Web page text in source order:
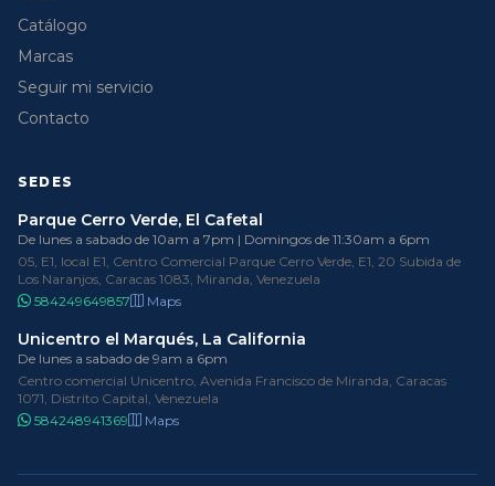
Catálogo
Marcas
Seguir mi servicio
Contacto
SEDES
Parque Cerro Verde, El Cafetal
De lunes a sabado de 10am a 7pm | Domingos de 11:30am a 6pm
05, E1, local E1, Centro Comercial Parque Cerro Verde, E1, 20 Subida de
Los Naranjos, Caracas 1083, Miranda, Venezuela
584249649857
Maps
Unicentro el Marqués, La California
De lunes a sabado de 9am a 6pm
Centro comercial Unicentro, Avenida Francisco de Miranda, Caracas
1071, Distrito Capital, Venezuela
584248941369
Maps